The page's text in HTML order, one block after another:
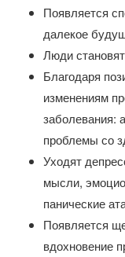
Появляется
далекое
Люди
Благодаря
изменениям
заболевания:
проблемы со
Уходят
мысли,
панические
Появляется
вдохновение